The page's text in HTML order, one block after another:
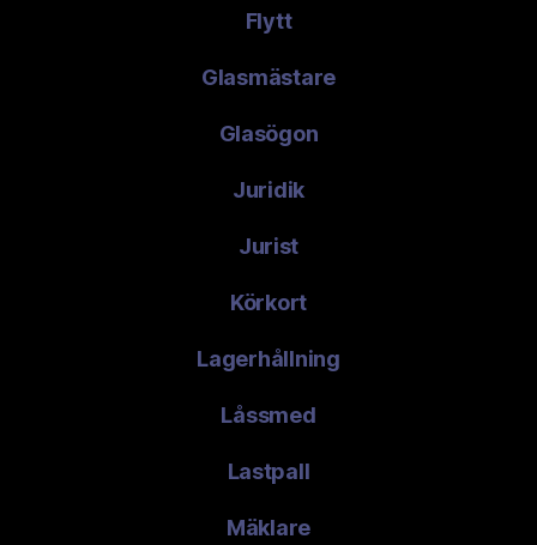
Flytt
Glasmästare
Glasögon
Juridik
Jurist
Körkort
Lagerhållning
Låssmed
Lastpall
Mäklare